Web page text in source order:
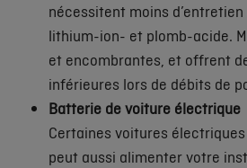
nécessitent moins
lithium-ion- et plomb-acide.
et encombrantes, et offrent
inférieures lors de débits de
Batterie de voiture électrique
Certaines voitures
peut aussi alimenter votre